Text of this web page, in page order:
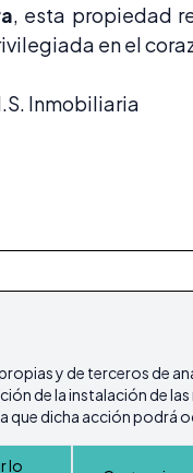
y de terceros de
de la instalación de
que dicha acción podrá
lo
, esta propiedad
en el
Inmobiliaria
reservados 2026